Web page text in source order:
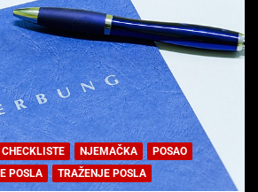
CHECKLISTE NJEMAČKA
POSAO
POSLA
TRAŽENJE POSLA